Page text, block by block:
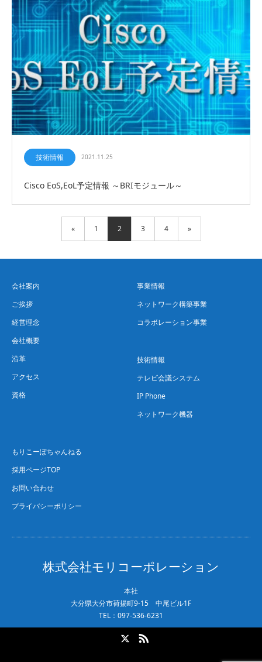
技術情報 2021.11.25
Cisco EoS,EoL予定情報 ～BRIモジュール～
« 1 2 3 4 »
会社案内
ご挨拶
経営理念
会社概要
沿革
アクセス
資格
事業情報
ネットワーク構築事業
コラボレーション事業
技術情報
テレビ会議システム
IP Phone
ネットワーク機器
もりこーぽちゃんねる
採用ページTOP
お問い合わせ
プライバシーポリシー
株式会社モリコーポレーション
本社
大分県大分市荷揚町9-15 中尾ビル1F
TEL：097-536-6231
X RSS